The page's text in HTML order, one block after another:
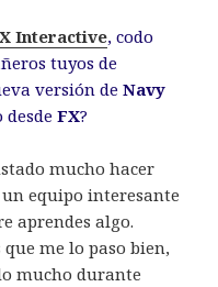
Interactive, codo
tuyos de
versión deNavy
desdeFX?
mucho hacer
equipo interesante
aprendes algo.
me lo paso bien,
mucho durante